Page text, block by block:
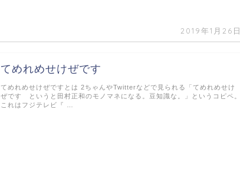
2019年1月26日
てめれめせけぜです
てめれめせけぜですとは 2ちゃんやTwitterなどで見られる「てめれめせけ
ぜです というと田村正和のモノマネになる。豆知識な。」というコピペ。
これはフジテレビ『 …